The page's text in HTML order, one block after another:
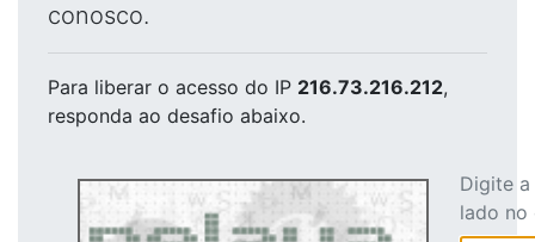
conosco.
Para liberar o acesso do IP 216.73.216.212,
responda ao desafio abaixo.
Digite
lado no